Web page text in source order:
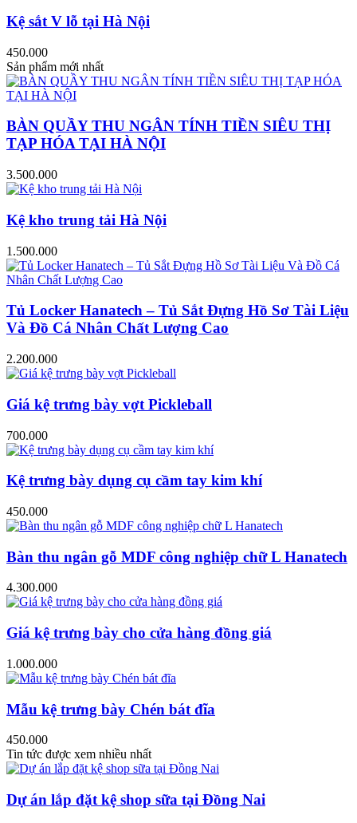
Kệ sắt V lỗ tại Hà Nội
450.000
Sản phẩm mới nhất
BÀN QUẦY THU NGÂN TÍNH TIỀN SIÊU THỊ
TẠP HÓA TẠI HÀ NỘI
3.500.000
Kệ kho trung tải Hà Nội
1.500.000
Tủ Locker Hanatech – Tủ Sắt Đựng Hồ Sơ Tài Liệu
Và Đồ Cá Nhân Chất Lượng Cao
2.200.000
Giá kệ trưng bày vợt Pickleball
700.000
Kệ trưng bày dụng cụ cầm tay kim khí
450.000
Bàn thu ngân gỗ MDF công nghiệp chữ L Hanatech
4.300.000
Giá kệ trưng bày cho cửa hàng đồng giá
1.000.000
Mẫu kệ trưng bày Chén bát đĩa
450.000
Tin tức được xem nhiều nhất
Dự án lắp đặt kệ shop sữa tại Đồng Nai